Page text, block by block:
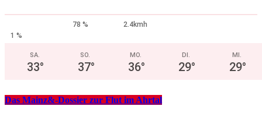
78 %
2.4kmh
1 %
SA.
33°
SO.
37°
MO.
36°
DI.
29°
MI.
29°
Das Mainz&-Dossier zur Flut im Ahrtal